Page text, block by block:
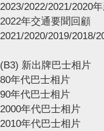
2023/2022/2021/2020
2022年交通要聞回顧
2021/2020/2019/2018/
(B3) 新出牌巴士相片
80年代巴士相片
90年代巴士相片
2000年代巴士相片
2010年代巴士相片